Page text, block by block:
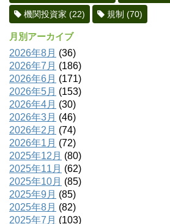
機関投資家 (22) 規制 (70)
月別アーカイブ
2026年8月 (36)
2026年7月 (186)
2026年6月 (171)
2026年5月 (153)
2026年4月 (30)
2026年3月 (46)
2026年2月 (74)
2026年1月 (72)
2025年12月 (80)
2025年11月 (62)
2025年10月 (85)
2025年9月 (85)
2025年8月 (82)
2025年7月 (103)